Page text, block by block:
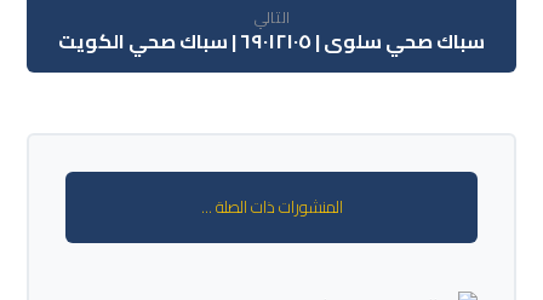
التالي
سباك صحي سلوى | ٦٩٠١٢١٠٥ | سباك صحي الكويت
المنشورات ذات الصلة ...